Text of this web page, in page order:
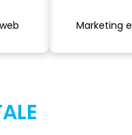
Marketing